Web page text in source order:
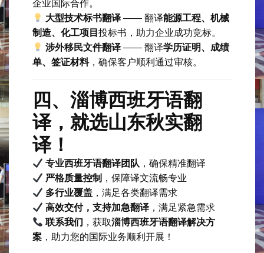
企业国际合作。
大型技术标书翻译 —— 翻译能源工程、机械
制造、化工项目 投标书，助力企业成功竞标。
涉外移民文件翻译 —— 翻译学历证明、成绩
单、签证材料，确保客户顺利通过审核。
四、淄博西班牙语翻
译，就选山东秋实翻
译！
专业西班牙语翻译团队 ，确保精准翻译
严格质量控制 ，保障译文流畅专业
多行业覆盖 ，满足各类翻译需求
高效交付，支持加急翻译 ，满足紧急需求
联系我们 ，获取淄博西班牙语翻译解决方
案 ，助力您的国际业务顺利开展！